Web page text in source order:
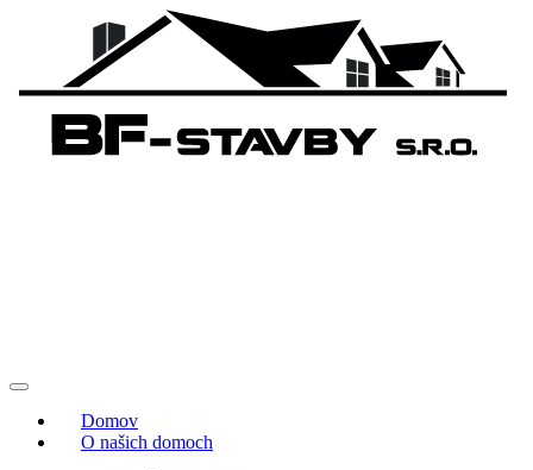
Domov
O našich domoch